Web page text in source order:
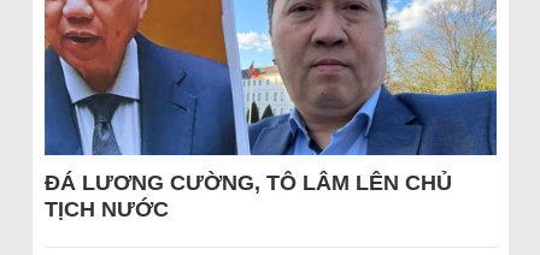
ĐÁ LƯƠNG CƯỜNG, TÔ LÂM LÊN CHỦ
TỊCH NƯỚC